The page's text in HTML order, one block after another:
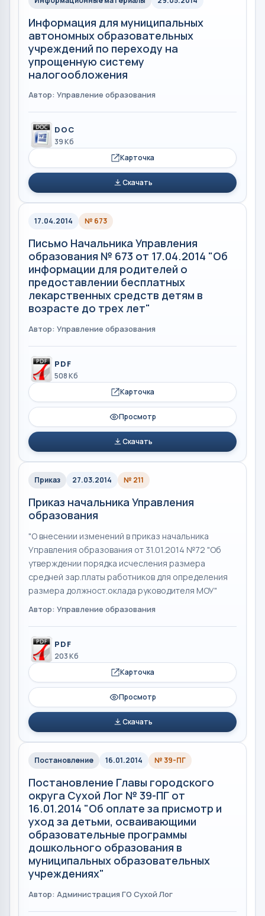
Информация для муниципальных
автономных образовательных
учреждений по переходу на
упрощенную систему
налогообложения
Автор: Управление образования
DOC
39 Кб
Карточка
Скачать
17.04.2014 № 673
Письмо Начальника Управления
образования № 673 от 17.04.2014 "Об
информации для родителей о
предоставлении бесплатных
лекарственных средств детям в
возрасте до трех лет"
Автор: Управление образования
PDF
508 Кб
Карточка
Просмотр
Скачать
Приказ 27.03.2014 № 211
Приказ начальника Управления
образования
"О внесении изменений в приказ начальника
Управления образования от 31.01.2014 №72 "Об
утверждении порядка исчесления размера
средней зар.платы работников для определения
размера должност.оклада руководителя МОУ"
Автор: Управление образования
PDF
203 Кб
Карточка
Просмотр
Скачать
Постановление 16.01.2014 № 39-ПГ
Постановление Главы городского
округа Сухой Лог № 39-ПГ от
16.01.2014 "Об оплате за присмотр и
уход за детьми, осваивающими
образовательные программы
дошкольного образования в
муниципальных образовательных
учреждениях"
Автор: Администрация ГО Сухой Лог